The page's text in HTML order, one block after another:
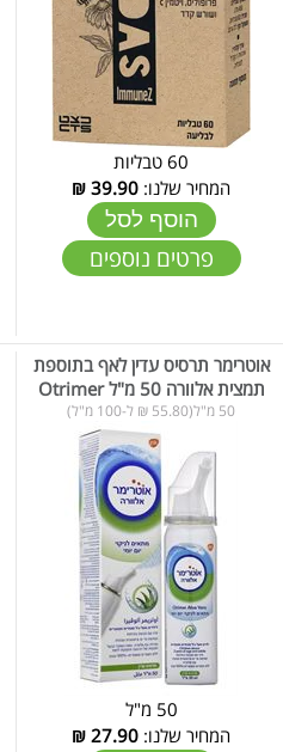
60 טבליות
המחיר שלנו: 39.90
₪
הוסף לסל
פרטים נוספים
אוטרימר תרסיס עדין לאף בתוספת
תמצית אלוורה 50 מ"ל Otrimer
50 מ"ל(55.80 ₪ ל-100 מ"ל)
50 מ"ל
המחיר שלנו: 27.90
₪